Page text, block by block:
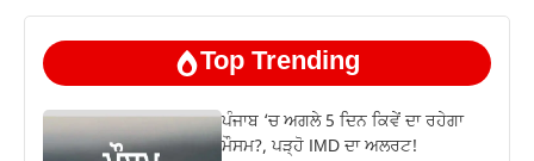
Top Trending
ਪੰਜਾਬ ‘ਚ ਅਗਲੇ 5 ਦਿਨ ਕਿਵੇਂ ਦਾ ਰਹੇਗਾ
ਮੌਸਮ?, ਪੜ੍ਹੋ IMD ਦਾ ਅਲਰਟ!